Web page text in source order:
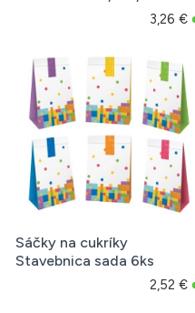
3,26 €
Sáčky na cukríky
Stavebnica sada 6ks
2,52 €